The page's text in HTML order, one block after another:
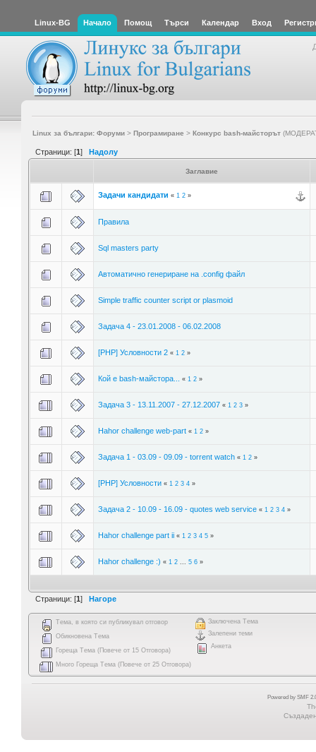
Linux-BG Начало Помощ Търси Календар Вход
Linux за българи: Форуми> Програмиране > Конкурс bash-майсторът
Страници: [1] Надолу
Заглавие
Задачи кандидати « 1 2»
Правила
Sql masters party
Автоматично генериране на .config файл
Simple traffic counter script or plasmoid
Задача 4 - 23.01.2008 - 06.02.2008
[PHP] Условности 2 « 1 2»
Кой е bash-майстора... « 1 2»
Задача 3 - 13.11.2007 - 27.12.2007 « 1 2 3»
Hahor challenge web-part « 1 2»
Задача 1 - 03.09 - 09.09 - torrent watch « 1 2»
[PHP] Условности « 1 2 3 4»
Задача 2 - 10.09 - 16.09 - quotes web service « 1 2 3 4»
Hahor challenge part ii « 1 2 3 4 5»
Hahor challenge :) « 1 2... 5 6»
Страници: [1] Нагоре
Тема, в която си публикувал отговор
Обикновена Тема
Гореща Тема (Повече от 15 Отговора)
Много Гореща Тема (Повече от 25 Отговора)
Заключена Тема
Залепени теми
Анкета
Powered by SMF